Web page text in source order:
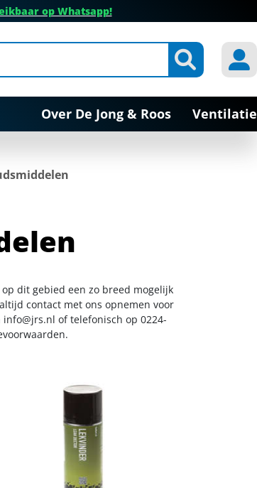
op Whatsapp!
Over De Jong & Roos Ventilatie
dit gebied een zo breed mogelijk
contact met ons opnemen voor
info@jrs.nl of telefonisch op 0224-